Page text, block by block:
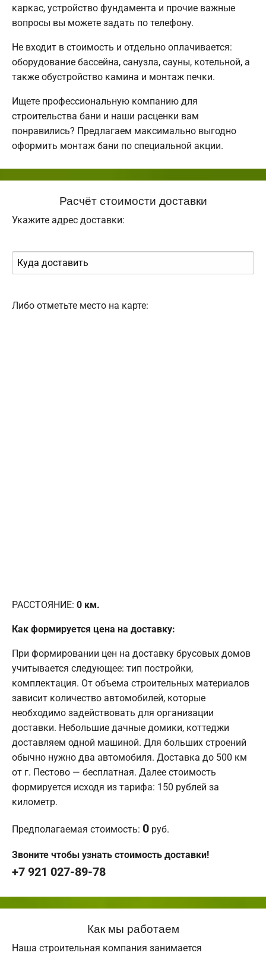
каркас, устройство фундамента и прочие важные
вопросы вы можете задать по телефону.
Не входит в стоимость и отдельно оплачивается:
оборудование бассейна, санузла, сауны, котельной, а
также обустройство камина и монтаж печки.
Ищете профессиональную компанию для
строительства бани и наши расценки вам
понравились? Предлагаем максимально выгодно
оформить монтаж бани по специальной акции.
Расчёт стоимости доставки
Укажите адрес доставки:
Либо отметьте место на карте:
РАССТОЯНИЕ: 0 км.
Как формируется цена на доставку:
При формировании цен на доставку брусовых домов
учитывается следующее: тип постройки,
комплектация. От объема строительных материалов
зависит количество автомобилей, которые
необходимо задействовать для организации
доставки. Небольшие дачные домики, коттеджи
доставляем одной машиной. Для больших строений
обычно нужно два автомобиля. Доставка до 500 км
от г. Пестово — бесплатная. Далее стоимость
формируется исходя из тарифа: 150 рублей за
километр.
Предполагаемая стоимость: 0 руб.
Звоните чтобы узнать стоимость доставки!
+7 921 027-89-78
Как мы работаем
Наша строительная компания занимается